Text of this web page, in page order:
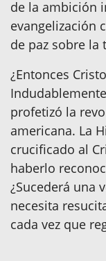
de la ambición
evangelización
de paz sobre la
¿Entonces
profetizó la
americana. La
crucificado al
haberlo
¿Sucederá una
necesita
cada vez que